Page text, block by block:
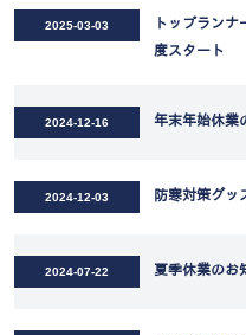
2025-03-03
トップラン
度スタート
2024-12-16 年末年始休業
2024-12-03 防寒対策グッ
2024-07-22 夏季休業のお